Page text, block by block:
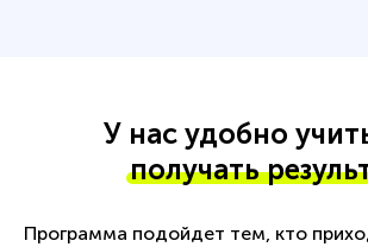
У нас удобно
получать
Программа подойдет тем, кто